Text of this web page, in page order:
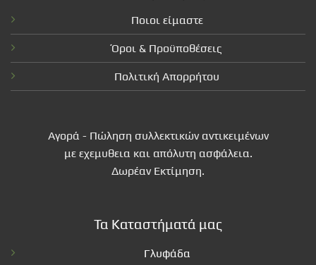
Ποιοι είμαστε
Όροι & Προϋποθέσεις
Πολιτική Απορρήτου
Αγορά - Πώληση συλλεκτικών αντικειμένων
με εχεμυθεια και απόλυτη ασφάλεια.
Δωρέαν Εκτίμηση.
Τα Καταστήματά μας
Γλυφάδα